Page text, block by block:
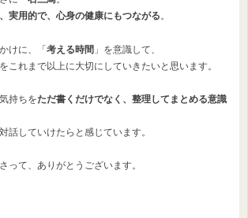
実用的で、心身の健康にもつながる。
けに、「考える時間 」を意識して、
これまで以上に大切にしていきたいと思います。
持ちをただ書くだけでなく、整理してまとめる意識
話していけたらと感じています。
って、ありがとうございます。